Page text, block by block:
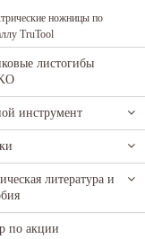
ножницы по
TruTool
листогибы
инструмент
литература и
по акции